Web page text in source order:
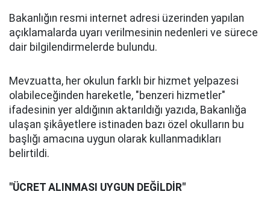
Bakanlığın resmi internet adresi üzerinden yapılan
açıklamalarda uyarı verilmesinin nedenleri ve sürece
dair bilgilendirmelerde bulundu.
Mevzuatta, her okulun farklı bir hizmet yelpazesi
olabileceğinden hareketle, "benzeri hizmetler"
ifadesinin yer aldığının aktarıldığı yazıda, Bakanlığa
ulaşan şikâyetlere istinaden bazı özel okulların bu
başlığı amacına uygun olarak kullanmadıkları
belirtildi.
"ÜCRET ALINMASI UYGUN DEĞİLDİR"